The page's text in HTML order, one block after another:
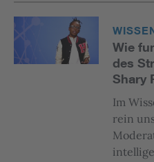
Wie
des
Shary
Im
rein